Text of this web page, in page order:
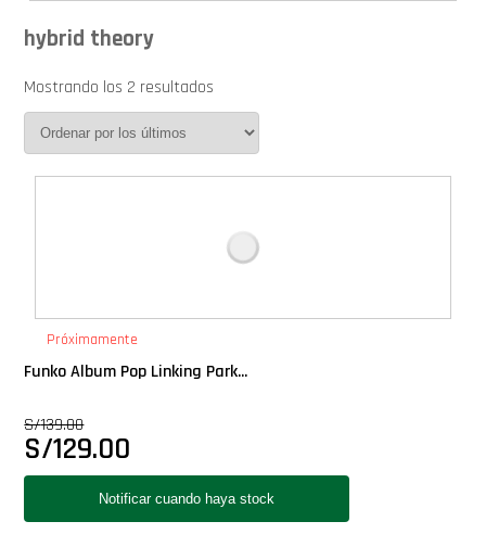
Calendario de Adviento
Cover Pop!
Exclusivos
Gift Cards
Llaveros Pop
Moments
hybrid theory
Mostrando los 2 resultados
Próximamente
Funko Album Pop Linking Park...
S/139.00
S/129.00